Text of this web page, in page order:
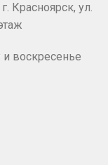
Красноярск, ул.
воскресенье